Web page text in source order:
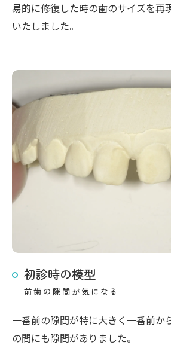
易的に修復した時の歯のサイズを再
いたしました。
初診時の模型
前歯の隙間が気になる
一番前の隙間が特に大きく一番前か
の間にも隙間がありました。